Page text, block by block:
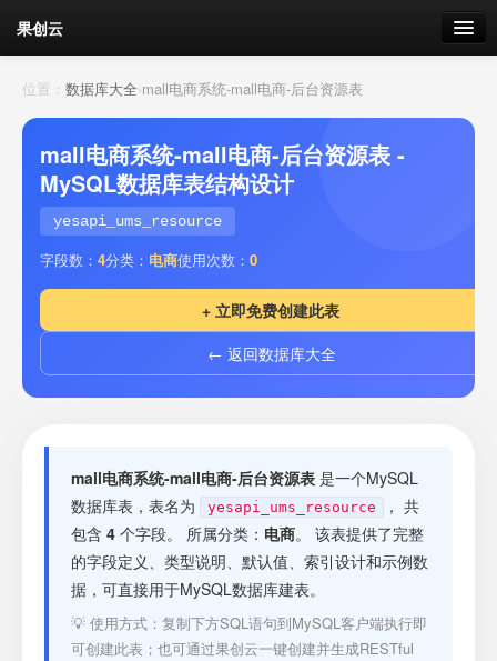
果创云
数据表单
API接口
云存储
流量 剩余接口流量
套餐
接口测试
位置： 数据库大全›mall电商系统-mall电商-后台资源表
mall电商系统-mall电商-后台资源表 -
MySQL数据库表结构设计
yesapi_ums_resource
字段数： 4分类： 电商使用次数： 0
+ 立即免费创建此表
← 返回数据库大全
mall电商系统-mall电商-后台资源表 是一个MySQL
数据库表，表名为
yesapi_ums_resource
， 共
包含 4 个字段。 所属分类： 电商。 该表提供了完整
的字段定义、类型说明、默认值、索引设计和示例数
据，可直接用于MySQL数据库建表。
💡 使用方式：复制下方SQL语句到MySQL客户端执行即
可创建此表；也可通过果创云一键创建并生成RESTful